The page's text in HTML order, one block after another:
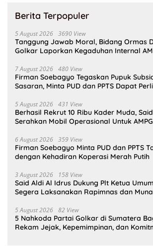
Berita Terpopuler
5 August 2026 3690 View
Tanggung Jawab Moral, Bidang Ormas
Golkar Laporkan Kegaduhan Internal
7 August 2026 480 View
Firman Soebagyo Tegaskan Pupuk
Sasaran, Minta PUD dan PPTS Dapat
5 August 2026 431 View
Berhasil Rekrut 10 Ribu Kader Muda,
Serahkan Mobil Operasional Untuk
6 August 2026 359 View
Firman Soebagyo Minta PUD dan PPTS
dengan Kehadiran Koperasi Merah Putih
3 August 2026 158 View
Said Aldi Al Idrus Dukung Plt Ketua Umum
Segera Laksanakan Rapimnas dan
5 August 2026 82 View
5 Nahkoda Partai Golkar di Sumatera
Rekam Jejak, Kepemimpinan, dan